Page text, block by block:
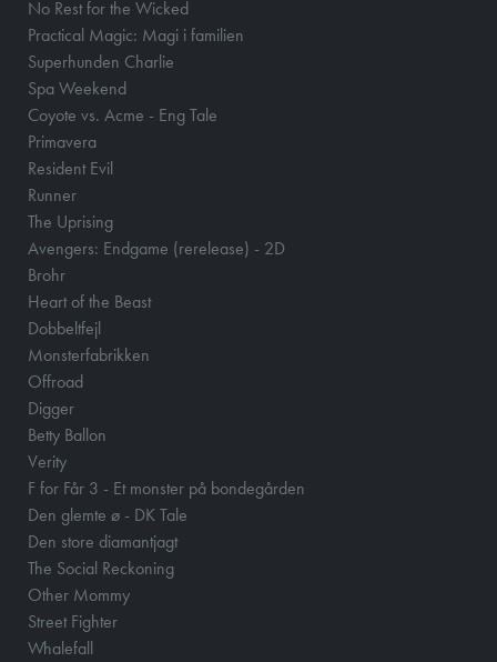
No Rest for the Wicked
Practical Magic: Magi i familien
Superhunden Charlie
Spa Weekend
Coyote vs. Acme - Eng Tale
Primavera
Resident Evil
Runner
The Uprising
Avengers: Endgame (rerelease) - 2D
Brohr
Heart of the Beast
Dobbeltfejl
Monsterfabrikken
Offroad
Digger
Betty Ballon
Verity
F for Får 3 - Et monster på bondegården
Den glemte ø - DK Tale
Den store diamantjagt
The Social Reckoning
Other Mommy
Street Fighter
Whalefall